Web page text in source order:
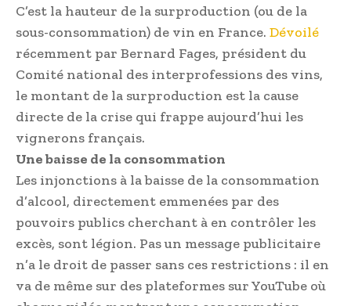
C’est la hauteur de la surproduction (ou de la
sous-consommation) de vin en France. Dévoilé
récemment par Bernard Fages, président du
Comité national des interprofessions des vins,
le montant de la surproduction est la cause
directe de la crise qui frappe aujourd’hui les
vignerons français.
Une baisse de la consommation
Les injonctions à la baisse de la consommation
d’alcool, directement emmenées par des
pouvoirs publics cherchant à en contrôler les
excès, sont légion. Pas un message publicitaire
n’a le droit de passer sans ces restrictions : il en
va de même sur des plateformes sur YouTube où